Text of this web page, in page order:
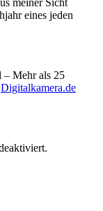
meiner Sicht
eines jeden
– Mehr als 25
Digitalkamera.de